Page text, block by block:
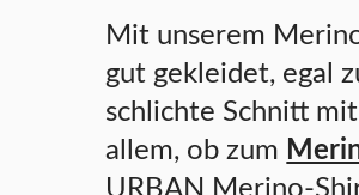
Mit unserem
gut gekleidet, egal
schlichte Schnitt
allem, ob zum